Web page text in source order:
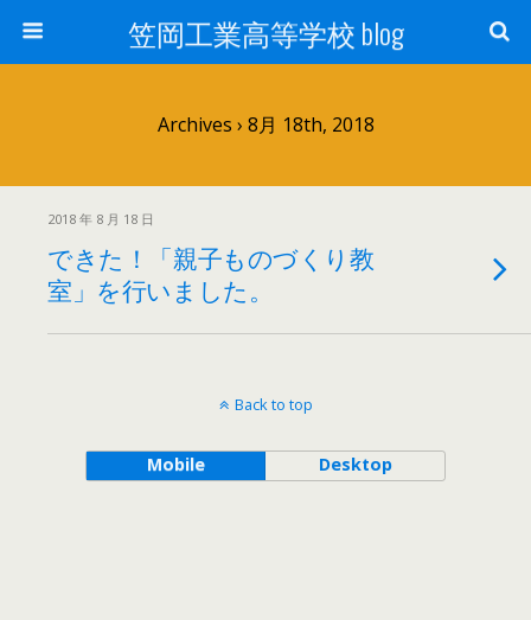
笠岡工業高等学校 blog
Archives › 8月 18th, 2018
2018 年 8 月 18 日
できた！「親子ものづくり教
室」を行いました。
Back to top
Mobile Desktop